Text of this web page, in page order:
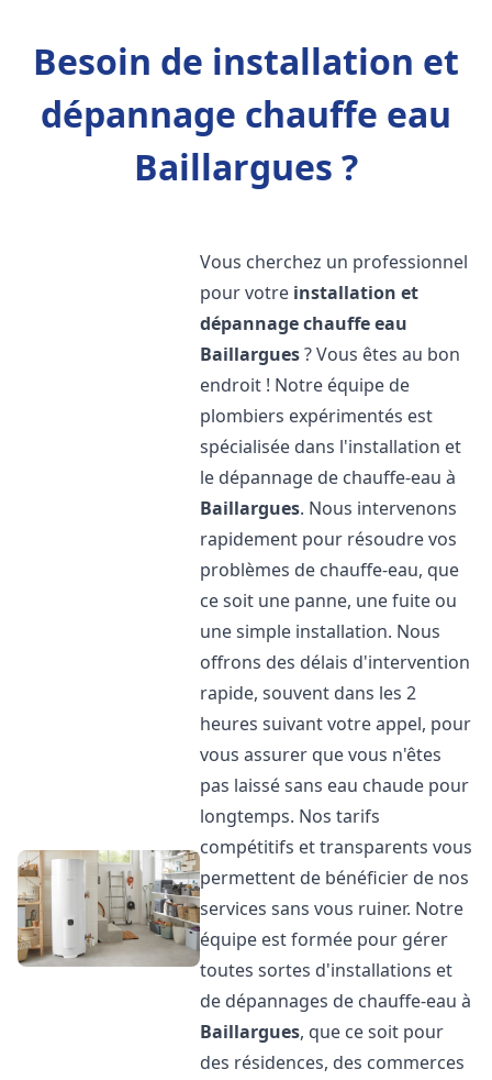
Besoin de installation et
dépannage chauffe eau
Baillargues ?
Vous cherchez un professionnel
pour votre installation et
dépannage chauffe eau
Baillargues? Vous êtes au bon
endroit ! Notre équipe de
plombiers expérimentés est
spécialisée dans l'installation et
le dépannage de chauffe-eau à
Baillargues. Nous intervenons
rapidement pour résoudre vos
problèmes de chauffe-eau, que
ce soit une panne, une fuite ou
une simple installation. Nous
offrons des délais d'intervention
rapide, souvent dans les 2
heures suivant votre appel, pour
vous assurer que vous n'êtes
pas laissé sans eau chaude pour
longtemps. Nos tarifs
compétitifs et transparents vous
permettent de bénéficier de nos
services sans vous ruiner. Notre
équipe est formée pour gérer
toutes sortes d'installations et
de dépannages de chauffe-eau à
Baillargues, que ce soit pour
des résidences, des commerces